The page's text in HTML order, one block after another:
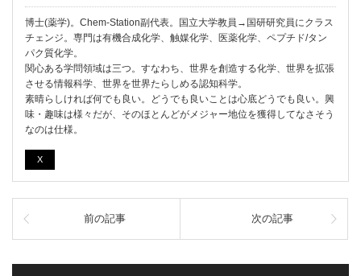
博士(薬学)。Chem-Station副代表。国立大学教員→国研研究員にクラス
チェンジ。専門は有機合成化学、触媒化学、医薬化学、ペプチド/タン
パク質化学。
関心ある学問領域は三つ。すなわち、世界を創造する化学、世界を拡張
させる情報科学、世界を世界たらしめる認知科学。
素晴らしければ何でも良い。どうでも良いことは心底どうでも良い。興
味・趣味は様々だが、そのほとんどがメジャー地位を獲得してなさそう
なのは仕様。
X
前の記事 次の記事